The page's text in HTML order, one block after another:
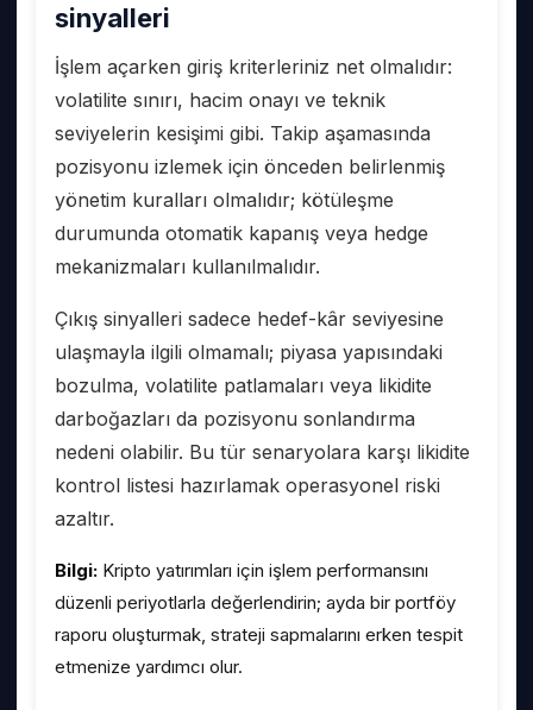
sinyalleri
İşlem açarken giriş kriterleriniz net olmalıdır:
volatilite sınırı, hacim onayı ve teknik
seviyelerin kesişimi gibi. Takip aşamasında
pozisyonu izlemek için önceden belirlenmiş
yönetim kuralları olmalıdır; kötüleşme
durumunda otomatik kapanış veya hedge
mekanizmaları kullanılmalıdır.
Çıkış sinyalleri sadece hedef-kâr seviyesine
ulaşmayla ilgili olmamalı; piyasa yapısındaki
bozulma, volatilite patlamaları veya likidite
darboğazları da pozisyonu sonlandırma
nedeni olabilir. Bu tür senaryolara karşı likidite
kontrol listesi hazırlamak operasyonel riski
azaltır.
Bilgi: Kripto yatırımları için işlem performansını
düzenli periyotlarla değerlendirin; ayda bir portföy
raporu oluşturmak, strateji sapmalarını erken tespit
etmenize yardımcı olur.